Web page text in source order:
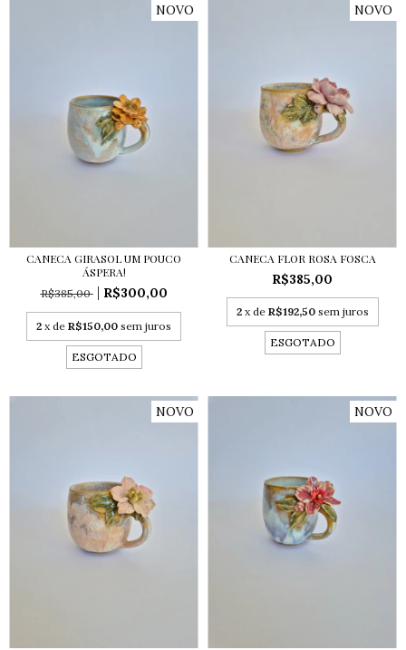
NOVO
CANECA GIRASOL UM POUCO
ÁSPERA!
R$385,00 R$300,00
2 x de R$150,00 sem juros
ESGOTADO
NOVO
CANECA FLOR ROSA FOSCA
R$385,00
2 x de R$192,50 sem juros
ESGOTADO
NOVO NOVO